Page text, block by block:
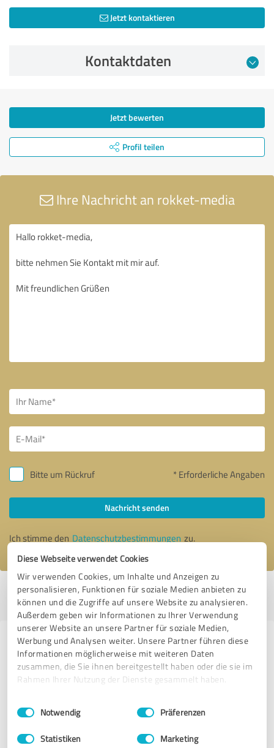
Diese Webseite verwendet Cookies
Wir verwenden Cookies, um Inhalte und Anzeigen zu
personalisieren, Funktionen für soziale Medien anbieten zu
können und die Zugriffe auf unsere Website zu analysieren.
Außerdem geben wir Informationen zu Ihrer Verwendung
unserer Website an unsere Partner für soziale Medien,
Werbung und Analysen weiter. Unsere Partner führen diese
Informationen möglicherweise mit weiteren Daten
zusammen, die Sie ihnen bereitgestellt haben oder die sie im
Rahmen Ihrer Nutzung der Dienste gesammelt haben.
Impressum Datenschutzbestimmungen
Einwilligungsauswahl
Notwendig Präferenzen
Statistiken Marketing
Jetzt kontaktieren
Kontaktdaten
Jetzt bewerten
Profil teilen
Ihre Nachricht an rokket-media
Bitte um Rückruf * Erforderliche Angaben
Nachricht senden
Ich stimme den Datenschutzbestimmungen zu.
Profil aktiv seit 01.09.2021 |Letzte Aktualisierung: 23.05.2025|Profil
melden
Erfahrungen zu weiteren
Anbietern aus dem Bereich
Marketing
Andreas Lechelt